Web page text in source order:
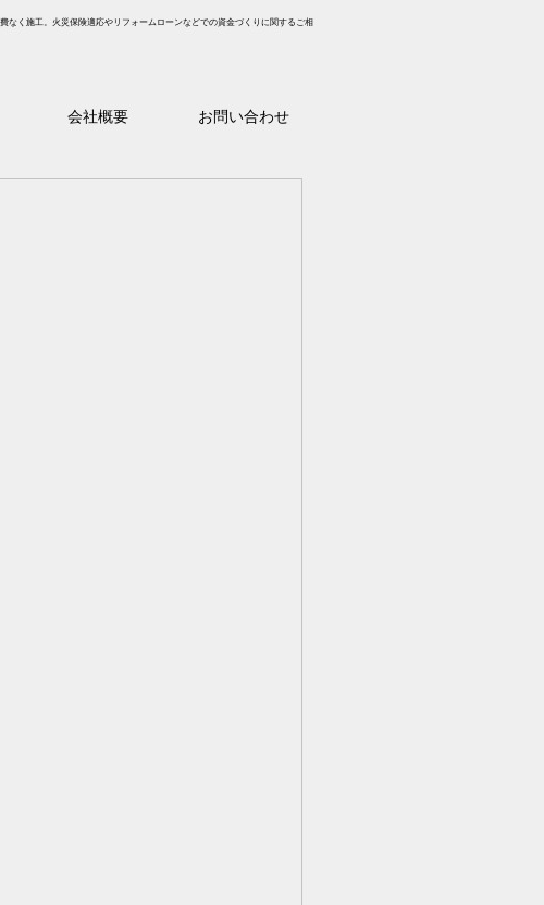
く施工。火災保険適応やリフォームローンなどでの資金づくりに関するご相
会社概要 お問い合わせ